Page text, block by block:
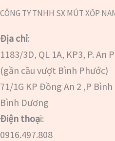
CÔNG TY TNHH SX MÚT XỐP
Địa chỉ:
1183/3D, QL 1A, KP3, P. An
(gần cầu vượt Bình Phước)
71/1G KP Đồng An 2 ,P
Bình Dương
Điện thoại:
0916.497.808